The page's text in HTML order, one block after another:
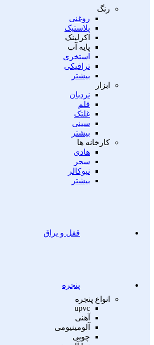
رنگ
روغنی
پلاستیک
اکرلینک
پایه آب
استخری
ترافیکی
بیشتر
ابزار
نردبان
قلم
غلتک
سینی
بیشتر
کارخانه ها
هادی
سحر
نیوکالر
بیشتر
قفل و یراق
پنجره
انواع پنجره
upvc
آهنی
آلومینیومی
چوبی